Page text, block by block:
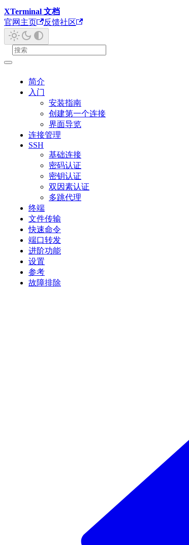
XTerminal 文档
官网主页
反馈社区
简介
入门
安装指南
创建第一个连接
界面导览
连接管理
SSH
基础连接
密码认证
密钥认证
双因素认证
多跳代理
终端
文件传输
快速命令
端口转发
进阶功能
设置
参考
故障排除